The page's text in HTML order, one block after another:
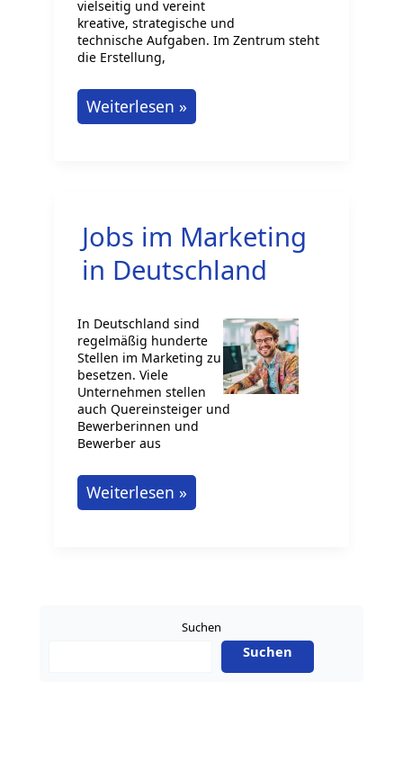
vielseitig und vereint
kreative, strategische und
technische Aufgaben. Im Zentrum steht
die Erstellung,
Content-
Manager:
das?
Weiterlesen »
Jobs im Marketing
in Deutschland
In Deutschland sind
regelmäßig hunderte
Stellen im Marketing zu
besetzen. Viele
Unternehmen stellen
auch Quereinsteiger und
Bewerberinnen und
Bewerber aus
Jobs
im
Weiterlesen »
Suchen
Suchen